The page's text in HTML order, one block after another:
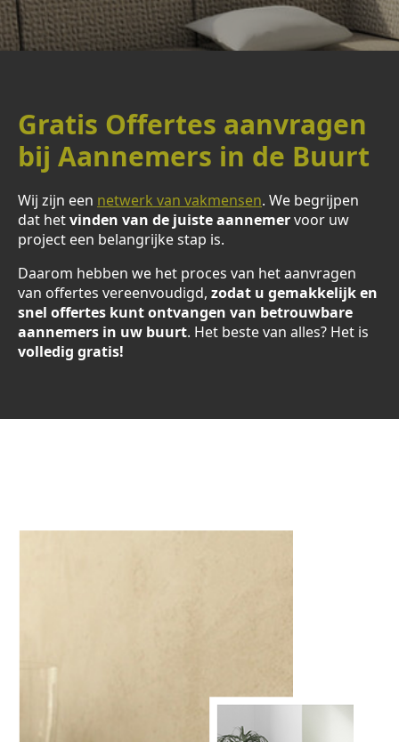
Gratis Offertes aanvragen
bij Aannemers in de Buurt
Wij zijn een netwerk van vakmensen. We begrijpen
dat hetvinden van de juiste aannemervoor uw
project een belangrijke stap is.
Daarom hebben we het proces van het aanvragen
van offertes vereenvoudigd, zodat u gemakkelijk en
snel offertes kunt ontvangen van betrouwbare
aannemers in uw buurt. Het beste van alles? Het is
volledig gratis!